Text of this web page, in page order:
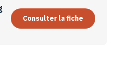
Consulter la fiche